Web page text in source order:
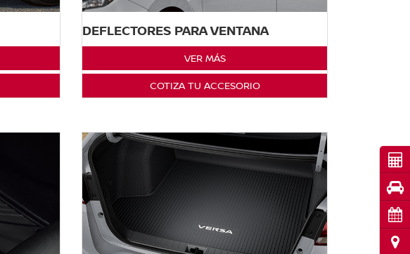
DEFLECTORES PARA VENTANA
VER MÁS
COTIZA TU ACCESORIO